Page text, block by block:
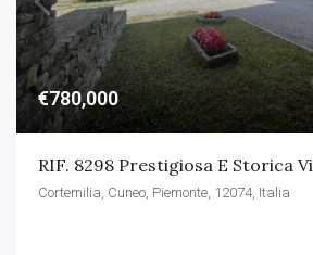
€780,000
Cortemilia, Cuneo, Piemonte, 12074, Italia